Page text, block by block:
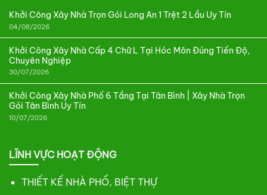
Khởi Công Xây Nhà Trọn Gói Long An 1 Trệt 2 Lầu Uy Tín
04/08/2026
Khởi Công Xây Nhà Cấp 4 Chữ L Tại Hóc Môn Đúng Tiến Độ,
Chuyên Nghiệp
30/07/2026
Khởi Công Xây Nhà Phố 6 Tầng Tại Tân Bình | Xây Nhà Trọn
Gói Tân Bình Uy Tín
10/07/2026
LĨNH VỰC HOẠT ĐỘNG
THIẾT KẾ NHÀ PHỐ, BIỆT THỰ